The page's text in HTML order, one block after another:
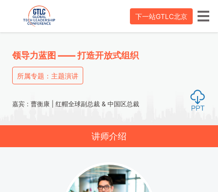
下一站GTLC北京
领导力蓝图 —— 打造开放式组织
所属专题：主题演讲
嘉宾 : 曹衡康 | 红帽全球副总裁 & 中国区总裁
讲师介绍